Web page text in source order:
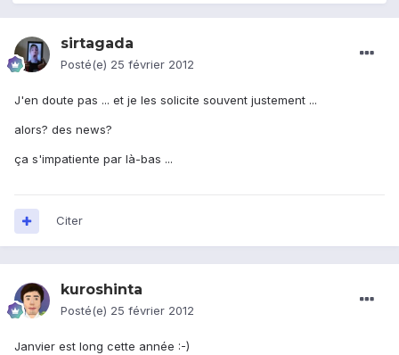
sirtagada
Posté(e) 25 février 2012
J'en doute pas ... et je les solicite souvent justement ...
alors? des news?
ça s'impatiente par là-bas ...
Citer
kuroshinta
Posté(e) 25 février 2012
Janvier est long cette année :-)